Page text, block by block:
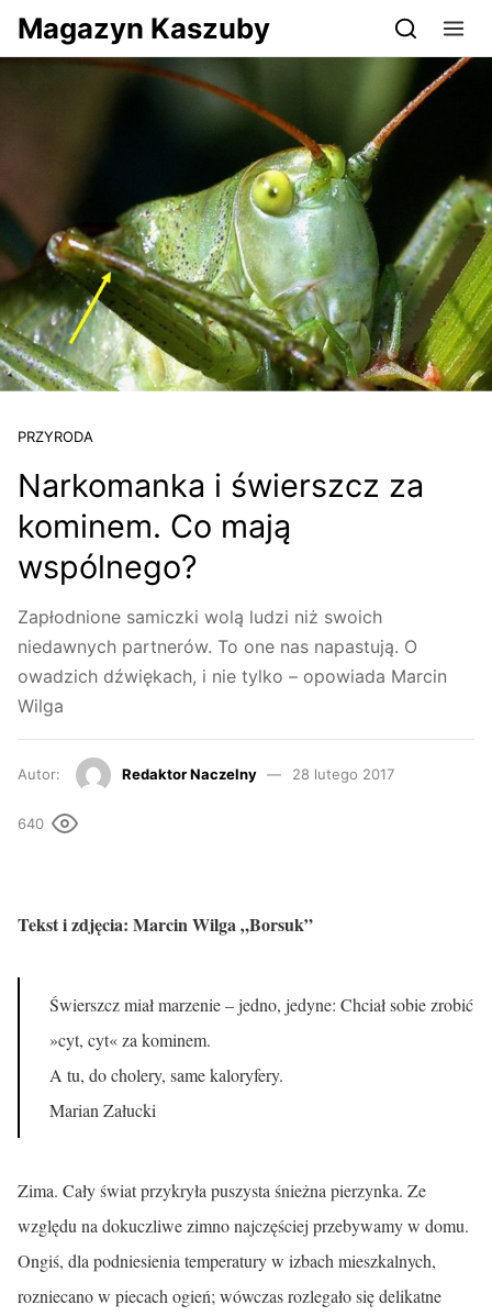
Przejdź do serwisu magazynkaszuby.pl
Magazyn Kaszuby
PRZYRODA
Narkomanka i świerszcz za
kominem. Co mają
wspólnego?
Zapłodnione samiczki wolą ludzi niż swoich
niedawnych partnerów. To one nas napastują. O
owadzich dźwiękach, i nie tylko – opowiada Marcin
Wilga
Autor: Redaktor Naczelny 28 lutego 2017
640
Tekst i zdjęcia: Marcin Wilga „Borsuk”
Świerszcz miał marzenie – jedno, jedyne: Chciał sobie zrobić
»cyt, cyt« za kominem.
A tu, do cholery, same kaloryfery.
Marian Załucki
Zima. Cały świat przykryła puszysta śnieżna pierzynka. Ze
względu na dokuczliwe zimno najczęściej przebywamy w domu.
Ongiś, dla podniesienia temperatury w izbach mieszkalnych,
rozniecano w piecach ogień; wówczas rozlegało się delikatne